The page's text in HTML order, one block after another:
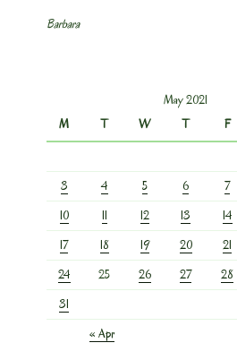
Barbara
May 2021
M
T W T F
3
4 5 6 7
10
11 12 13 14
17
18 19 20 21
24
25 26 27 28
31
« Apr